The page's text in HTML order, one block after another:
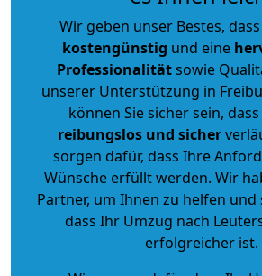
Wir geben unser Bestes,
kostengünstig und eine
Professionalitätsowie
unserer Unterstützung in
können Sie sicher sein,
reibungslos und sicher
sorgen dafür, dass Ihre
Wünsche erfüllt werden. Wir
Partner, um Ihnen zu helfen und
dass Ihr Umzug nach
erfolgreicher ist.